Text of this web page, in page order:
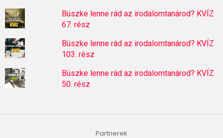
Büszke lenne rád az irodalomtanárod? KVÍZ
67. rész
Büszke lenne rád az irodalomtanárod? KVÍZ
103. rész
Büszke lenne rád az irodalomtanárod? KVÍZ
50. rész
Partnerek